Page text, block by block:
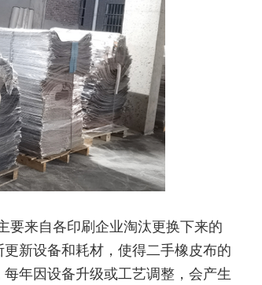
要来自各印刷企业淘汰更换下来的
新设备和耗材，使得二手橡皮布的
年因设备升级或工艺调整，会产生